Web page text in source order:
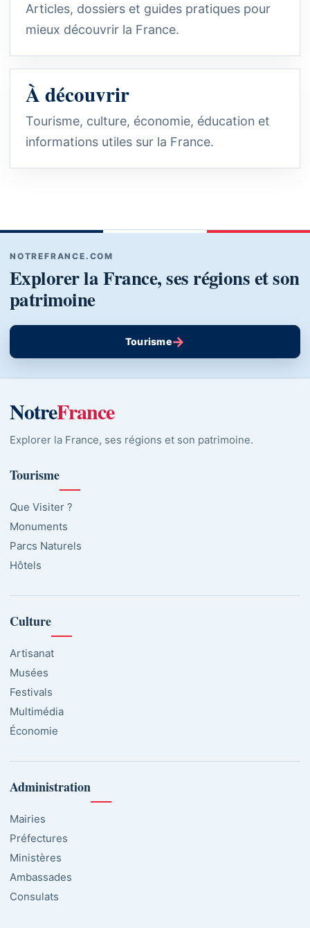
Articles, dossiers et guides pratiques pour
mieux découvrir la France.
À découvrir
Tourisme, culture, économie, éducation et
informations utiles sur la France.
NOTREFRANCE.COM
Explorer la France, ses régions et son
patrimoine
Tourisme→
NotreFrance
Explorer la France, ses régions et son patrimoine.
Tourisme
Que Visiter ?
Monuments
Parcs Naturels
Hôtels
Culture
Artisanat
Musées
Festivals
Multimédia
Économie
Administration
Mairies
Préfectures
Ministères
Ambassades
Consulats